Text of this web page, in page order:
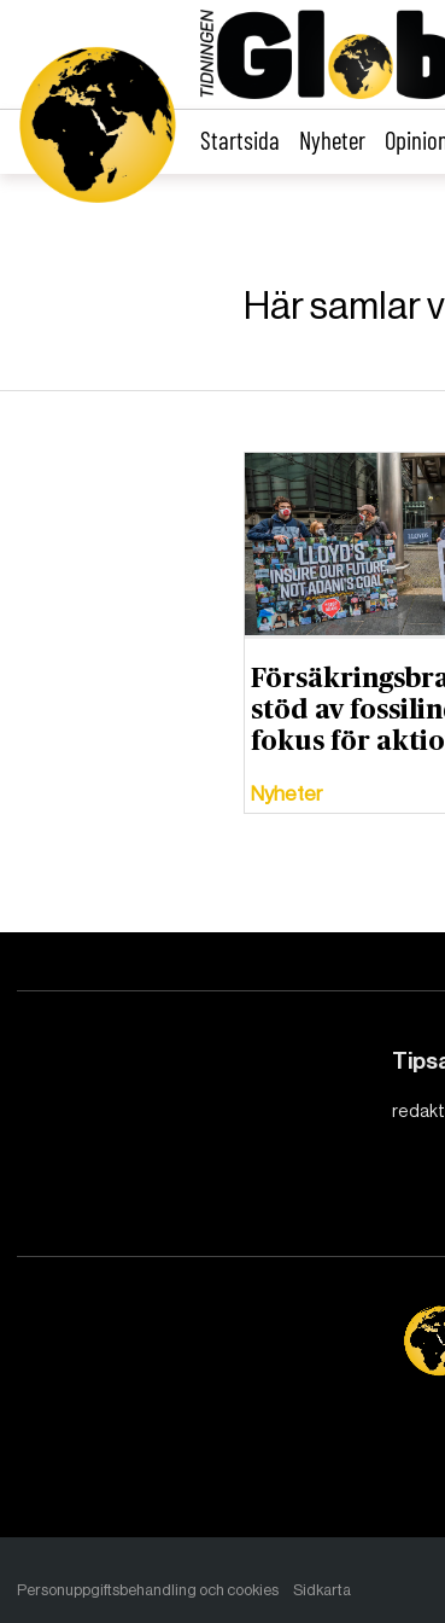
Startsida Nyheter
Här samlar
stöd av
fokus för
Nyheter
Personuppgiftsbehandling och cookies Sidkarta